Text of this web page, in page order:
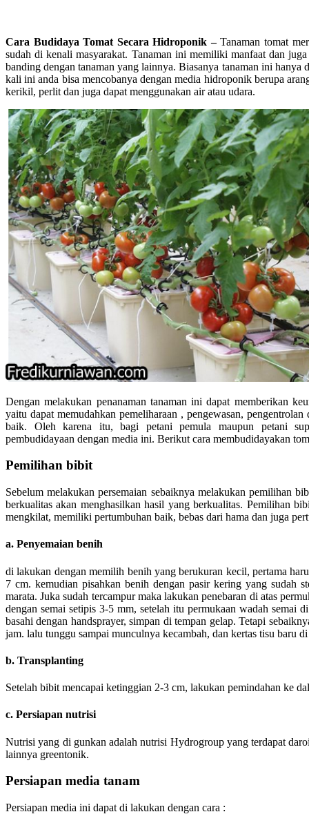
Cara Budidaya Tomat Secara Hidroponik –Tanaman tomat
sudah di kenali masyarakat. Tanaman ini memiliki manfaat dan
banding dengan tanaman yang lainnya. Biasanya tanaman ini hanya
kali ini anda bisa mencobanya dengan media hidroponik berupa
kerikil, perlit dan juga dapat menggunakan air atau udara.
Dengan melakukan penanaman tanaman ini dapat memberikan
yaitu dapat memudahkan pemeliharaan , pengewasan,
baik. Oleh karena itu, bagi petani pemula maupun petani
pembudidayaan dengan media ini. Berikut cara membudidayakan
Pemilihan bibit
Sebelum melakukan persemaian sebaiknya melakukan pemilihan
berkualitas akan menghasilkan hasil yang berkualitas. Pemilihan
mengkilat, memiliki pertumbuhan baik, bebas dari hama dan juga
a. Penyemaian benih
di lakukan dengan memilih benih yang berukuran kecil, pertama
7 cm. kemudian pisahkan benih dengan pasir kering yang sudah
marata. Juka sudah tercampur maka lakukan penebaran di atas
dengan semai setipis 3-5 mm, setelah itu permukaan wadah semai
basahi dengan handsprayer, simpan di tempan gelap. Tetapi
jam. lalu tunggu sampai munculnya kecambah, dan kertas tisu baru
b. Transplanting
Setelah bibit mencapai ketinggian 2-3 cm, lakukan pemindahan ke
c. Persiapan nutrisi
Nutrisi yang di gunkan adalah nutrisi Hydrogroup yang terdapat
lainnya greentonik.
Persiapan media tanam
Persiapan media ini dapat di lakukan dengan cara :